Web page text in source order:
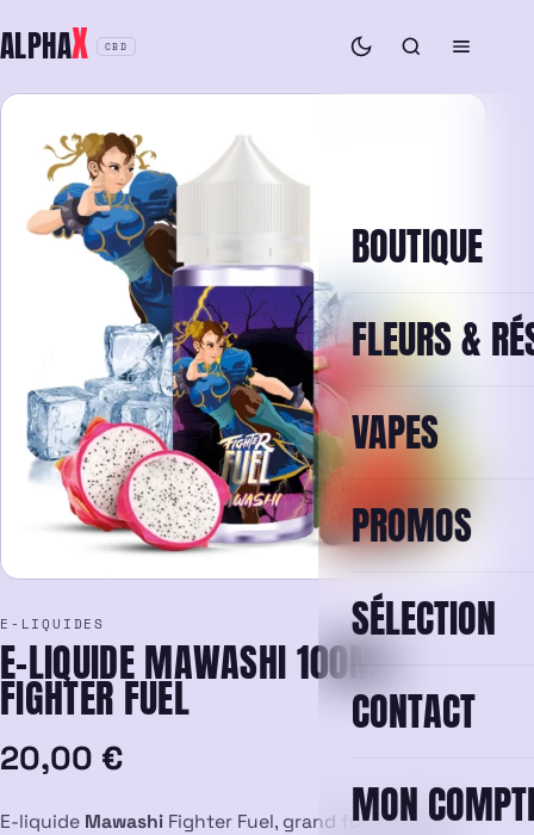
au
contenu
ALPHAX CBD
BOUTIQUE
FLEURS &
VAPES
PROMOS
SÉLECTION
CONTACT
MON
E-LIQUIDES
E-LIQUIDE MAWASHI 100ML –
FIGHTER FUEL
20,00 €
E-liquide Mawashi Fighter Fuel, grand format 100 ml